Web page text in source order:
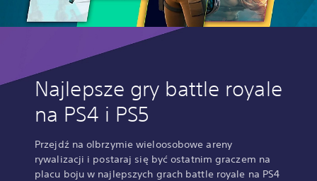
Najlepsze gry battle royale
na PS4 i PS5
Przejdź na olbrzymie wieloosobowe areny
rywalizacji i postaraj się być ostatnim graczem na
placu boju w najlepszych grach battle royale na PS4